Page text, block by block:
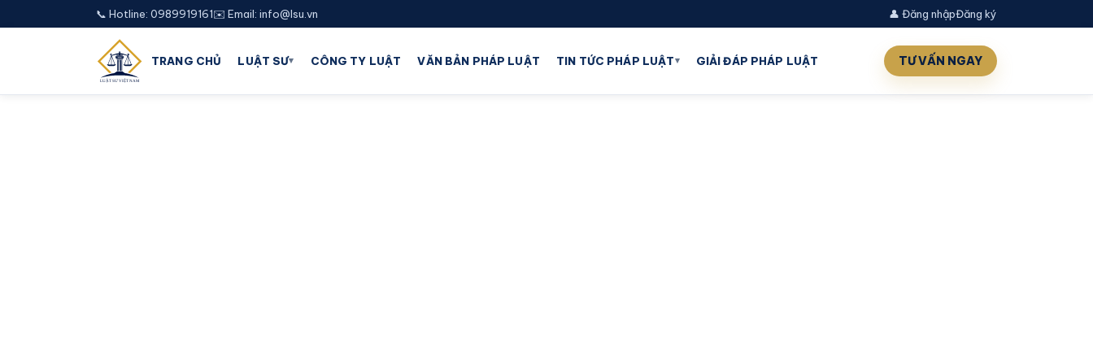
📞 Hotline: 0989919161✉️ Email: info@lsu.vn 👤 Đăng nhậpĐăng ký
TRANG CHỦ LUẬT SƯ▾ CÔNG TY LUẬT VĂN BẢN PHÁP LUẬT TIN TỨC PHÁP LUẬT▾ GIẢI ĐÁP PHÁP LUẬT TƯ VẤN NGAY